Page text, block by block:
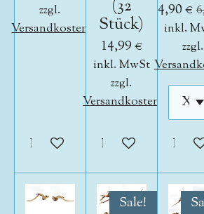
zzgl.
Versandkosten
In den Warenkorb
(32
Stück)
14,99 €
inkl. MwSt
zzgl.
Versandkosten
In den
4,90 €
inkl.
zzgl.
In
Sale!